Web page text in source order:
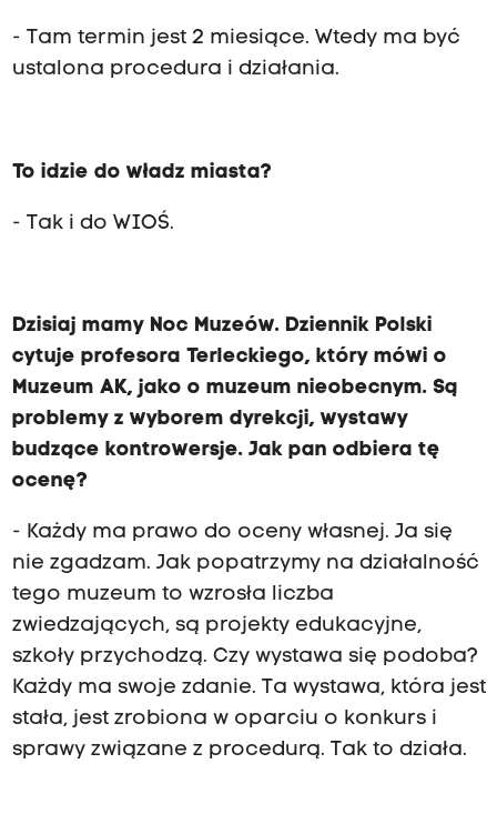
- Tam termin jest 2 miesiące. Wtedy ma być
ustalona procedura i działania.
To idzie do władz miasta?
- Tak i do WIOŚ.
Dzisiaj mamy Noc Muzeów. Dziennik Polski
cytuje profesora Terleckiego, który mówi o
Muzeum AK, jako o muzeum nieobecnym. Są
problemy z wyborem dyrekcji, wystawy
budzące kontrowersje. Jak pan odbiera tę
ocenę?
- Każdy ma prawo do oceny własnej. Ja się
nie zgadzam. Jak popatrzymy na działalność
tego muzeum to wzrosła liczba
zwiedzających, są projekty edukacyjne,
szkoły przychodzą. Czy wystawa się podoba?
Każdy ma swoje zdanie. Ta wystawa, która jest
stała, jest zrobiona w oparciu o konkurs i
sprawy związane z procedurą. Tak to działa.